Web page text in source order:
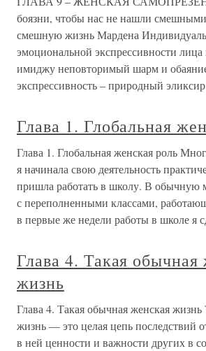
боязни, чтобы нас не нашли
смешную жизнь Мардена
эмоциональной экспрессивности лица
имиджу неповторимый шарм и
экспрессивность – природный эликсир
Глава 1. Глобальная
Глава 1. Глобальная женская роль
я начинала свою деятельность
пришла работать в школу. В обычную
с переполненными классами,
в первые же недели работы в школе я
Глава 4. Такая обычная
жизнь
Глава 4. Такая обычная женская
жизнь — это целая цепь последствий
в ней ценности и важности других в